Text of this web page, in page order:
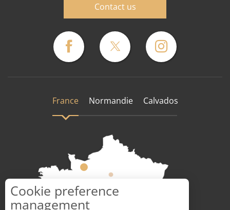
Contact us
France Normandie Calvados
Cookie preference
management